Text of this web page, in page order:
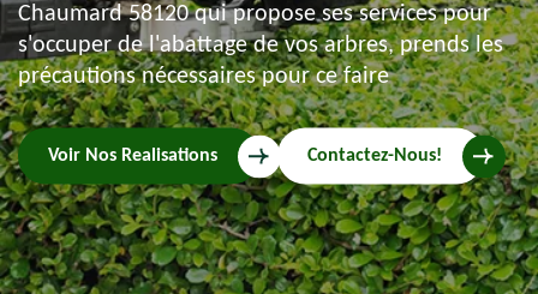
Chaumard 58120 qui propose ses services pour
s'occuper de l'abattage de vos arbres, prends les
précautions nécessaires pour ce faire
Voir Nos Realisations Contactez-Nous!